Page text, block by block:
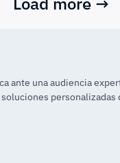
ante una audiencia
personalizadas